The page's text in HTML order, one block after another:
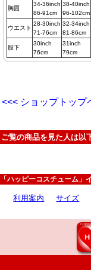
胸囲
34-36inch
86-91cm
38-40inch
96-102cm
ウエスト
28-30inch
71-76cm
32-34inch
81-86cm
股下
30inch
76cm
31inch
79cm
<<< ショップトップ
ご覧の商品を見た人は以
「ハッピーコスチューム」
利用案内 サイズ